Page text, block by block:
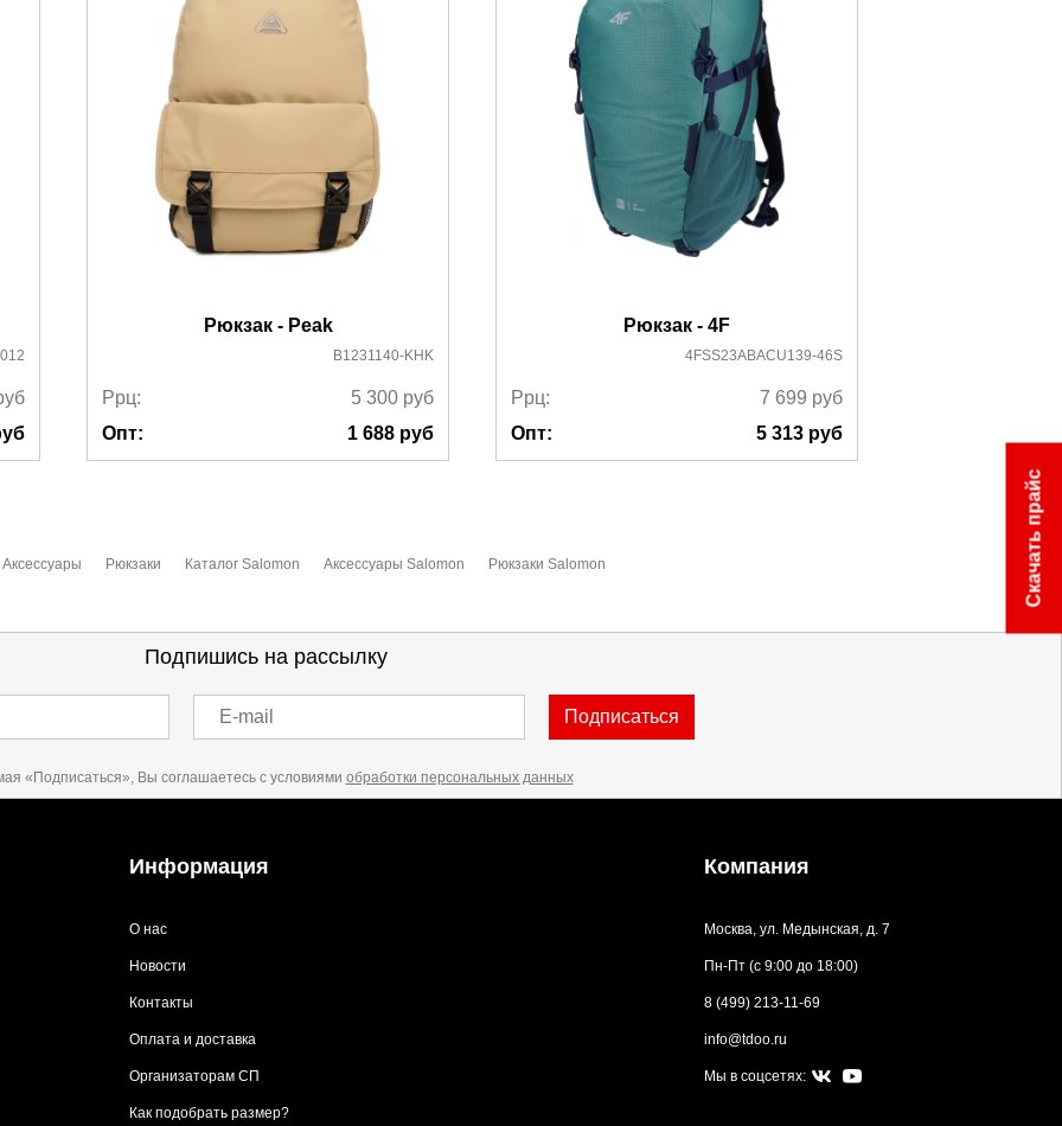
ознакомиться здесь
Рюкзак - Peak
B1231140-KHK
Ррц: 5 300 руб
Опт:
1 688 руб
Рюкзак - 4F
4FSS23ABACU139-46S
Ррц: 7 699 руб
Опт:
5 313 руб
Аксессуары Рюкзаки Каталог Salomon Аксессуары Salomon Рюкзаки Salomon
Подпишись на рассылку
E-mail Подписаться
«Подписаться», Вы соглашаетесь с условиями обработки персональных данных
Информация
О нас
Новости
Контакты
Оплата и доставка
Организаторам СП
Как подобрать размер?
Компания
Москва, ул. Медынская, д. 7
Пн-Пт (с 9:00 до 18:00)
8 (499) 213-11-69
info@tdoo.ru
Мы в соцсетях:
Скачать прайс